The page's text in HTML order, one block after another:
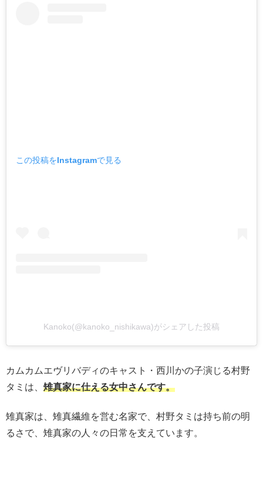
この投稿をInstagramで見る
Kanoko(@kanoko_nishikawa)がシェアした投稿
カムカムエヴリバディのキャスト・西川かの子演じる村野
タミは、 雉真家に仕える女中さんです。
雉真家は、雉真繊維を営む名家で、村野タミは持ち前の明
るさで、雉真家の人々の日常を支えています。